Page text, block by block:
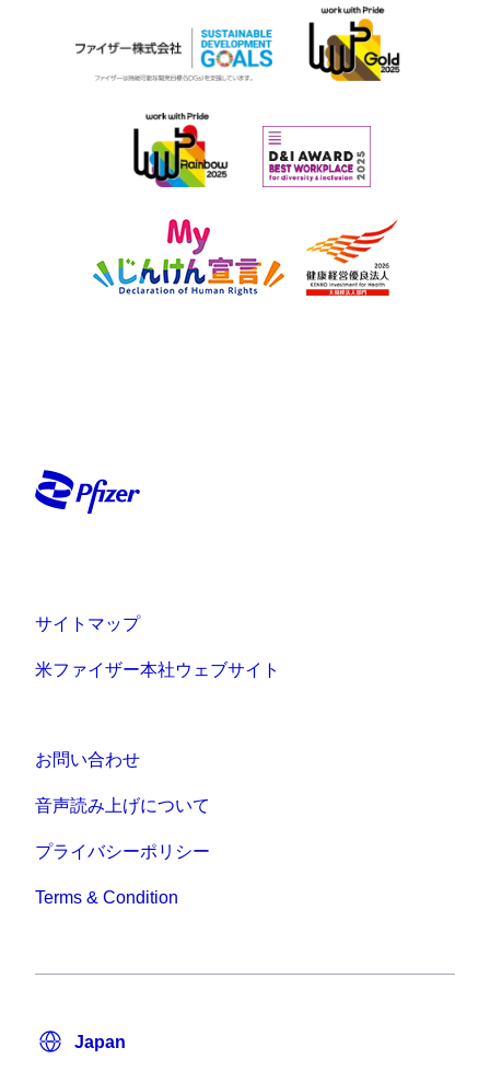
サイトマップ
米ファイザー本社ウェブサイト
お問い合わせ
音声読み上げについて
プライバシーポリシー
Terms & Condition